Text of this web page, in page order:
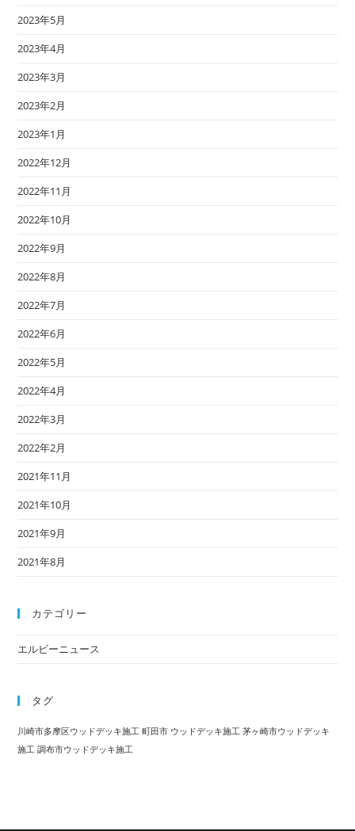
2023年5月
2023年4月
2023年3月
2023年2月
2023年1月
2022年12月
2022年11月
2022年10月
2022年9月
2022年8月
2022年7月
2022年6月
2022年5月
2022年4月
2022年3月
2022年2月
2021年11月
2021年10月
2021年9月
2021年8月
カテゴリー
エルビーニュース
タグ
川崎市多摩区ウッドデッキ施工 町田市 ウッドデッキ施工 茅ヶ崎市ウッドデッキ
施工 調布市ウッドデッキ施工